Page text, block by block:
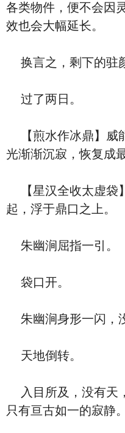
各类物件，便不会因
效也会大幅延长。
换言之，剩下的驻
过了两日。
【煎水作冰鼎】威
光渐渐沉寂，恢复成
【星汉全收太虚袋
起，浮于鼎口之上。
朱幽涧屈指一引。
袋口开。
朱幽涧身形一闪，
天地倒转。
入目所及，没有天
只有亘古如一的寂静。